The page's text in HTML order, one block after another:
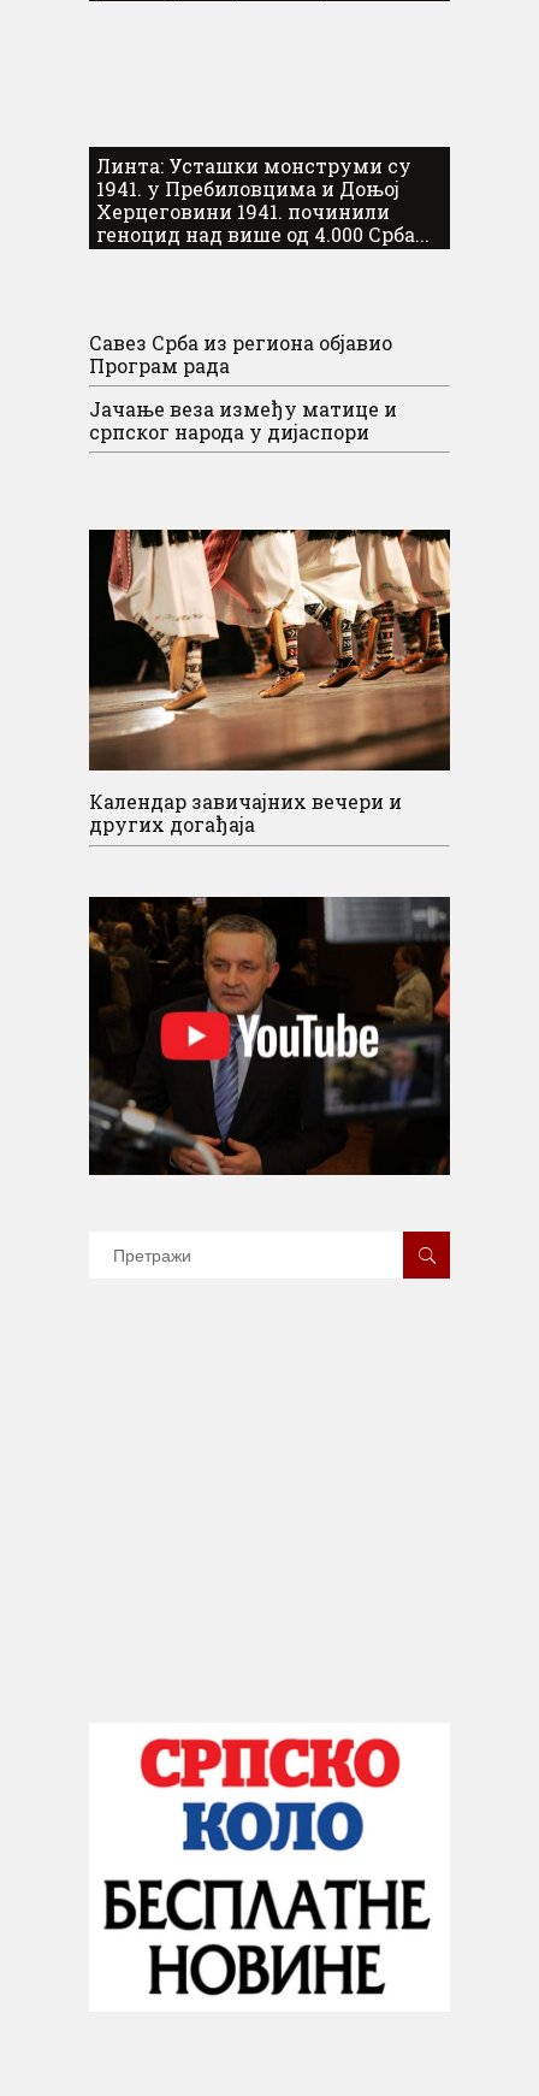
Линта: Усташки монструми су
1941. у Пребиловцима и Доњој
Херцеговини 1941. починили
геноцид над више од 4.000 Срба...
Савез Срба из региона објавио
Програм рада
Јачање веза између матице и
српског народа у дијаспори
Календар завичајних вечери и
других догађаја